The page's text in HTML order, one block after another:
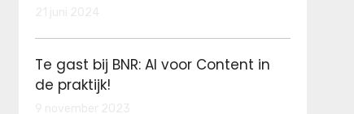
Te gast bij BNR: AI voor Content in
de praktijk!